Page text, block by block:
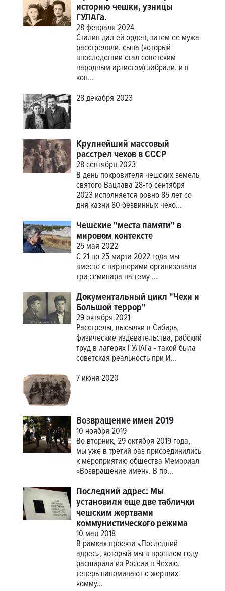
историю чешки, узницы
ГУЛАГа.
28 февраля 2024
Сталин дал ей орден, затем ее мужа
расстреляли, сына (который
впоследствии стал советским
народным артистом) забрали, и в
кон...
28 декабря 2023
Крупнейший массовый
расстрел чехов в СССР
28 сентября 2023
В день покровителя чешских земель
святого Вацлава 28-го сентября
2023 исполняется ровно 85 лет со
дня казни 80 безвинных чехо...
Чешские "места памяти" в
мировом контексте
25 мая 2022
С 21 по 25 марта 2022 года мы
вместе с партнерами организовали
три семинара на тему ...
Документальный цикл "Чехи и
Большой террор"
29 октября 2021
Расстрелы, высылки в Сибирь,
физические издевательства, рабский
труд в лагерях ГУЛАГа - такой была
советская реальность при И...
7 июня 2020
Возвращение имен 2019
10 ноября 2019
Во вторник, 29 октября 2019 года,
мы уже в третий раз присоединились
к мероприятию общества Мемориал
«Возвращение имен». В пр...
Последний адрес: Мы
установили еще две таблички
чешским жертвами
коммунистического режима
10 мая 2018
В рамках проекта «Последний
адрес», который мы в прошлом году
расширили из России в Чехию,
теперь напоминают о жертвах
комму...